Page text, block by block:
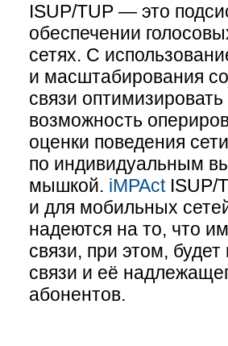
ISUP/TUP — это
обеспечении
сетях. С
и масштабирования
связи
возможность
оценки поведения
по индивидуальным
мышкой. iMPActISUP/
и для мобильных
надеются на то, что
связи, при этом,
связи и её
абонентов.